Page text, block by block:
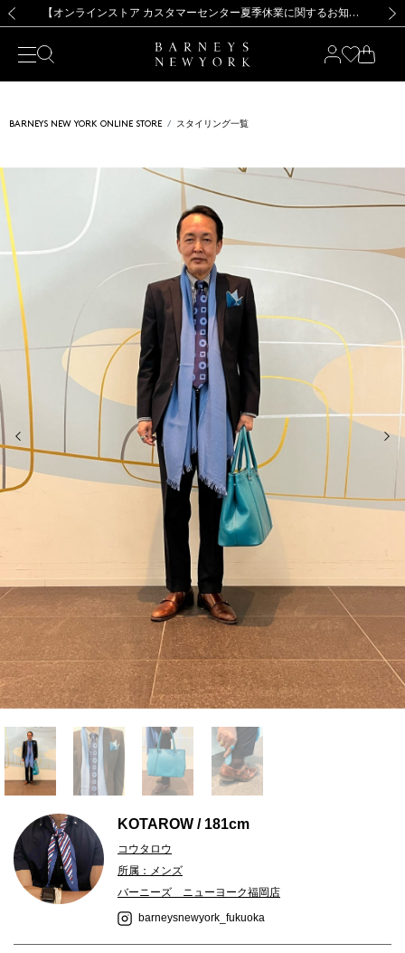
新規登録のお客様も対象！＜MY BARNEYS＞会員のお客様は11,000円（税込）以上のお買上げで常時送料無料！お買い物の際は会員登録を！
【夏季休業に伴う出荷一時停止のお知らせ】(2026.8.7) 【オンラインストア カスタマーセンター夏季休業に関するお知らせ】（2026.8.7）
【夏季休業に伴う返品・交換承り一時停止のお知らせ】（2026.8.5）
熊本県を中心とした地震の影響によるお荷物のお届けについて
【開催中】SUMMER SALEのご案内・ご注意事項 新規登録のお客様も対象！＜MY BARNEYS＞会員のお客様は11,000円（税込）以上のお買上げで常時送料無料！お買い物の際は会員登録を！
【夏季休業に伴う出荷一時停止のお知らせ】(2026.8.7)
BARNEYS NEW YORK ONLINE STORE スタイリング一覧
前の画像
KOTAROW / 181cm
コウタロウ
所属：メンズ
バーニーズ ニューヨーク福岡店
barneysnewyork_fukuoka